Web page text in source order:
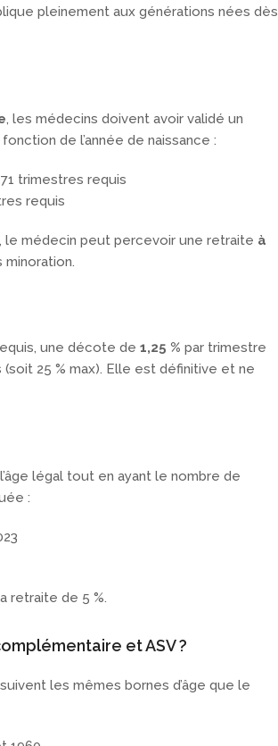
pleinement aux générations nées dès
, les médecins doivent avoir validé un
de l’année de naissance :
trimestres requis
requis
le médecin peut percevoir une retraite à
minoration.
une décote de 1,25 % par trimestre
(soit 25 % max). Elle est définitive et ne
légal tout en ayant le nombre de
:
retraite de 5 %.
et ASV ?
les mêmes bornes d’âge que le